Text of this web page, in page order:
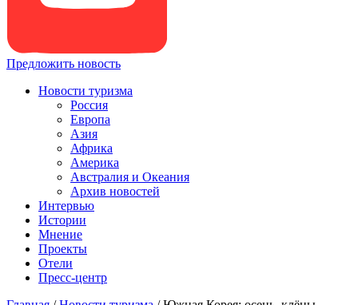
Предложить новость
Новости туризма
Россия
Европа
Азия
Африка
Америка
Австралия и Океания
Архив новостей
Интервью
Истории
Мнение
Проекты
Отели
Пресс-центр